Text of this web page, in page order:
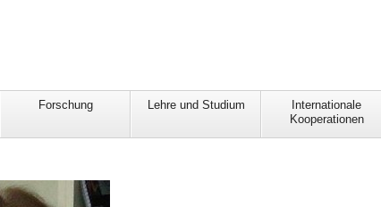
Forschung Lehre und Studium
Internationale
Kooperationen